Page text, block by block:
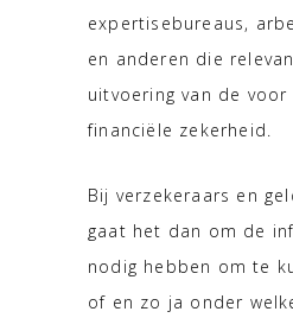
expertisebureaus,
en anderen die
uitvoering van de
financiële zekerheid.
Bij verzekeraars en
gaat het dan om de
nodig hebben om te
of en zo ja onder